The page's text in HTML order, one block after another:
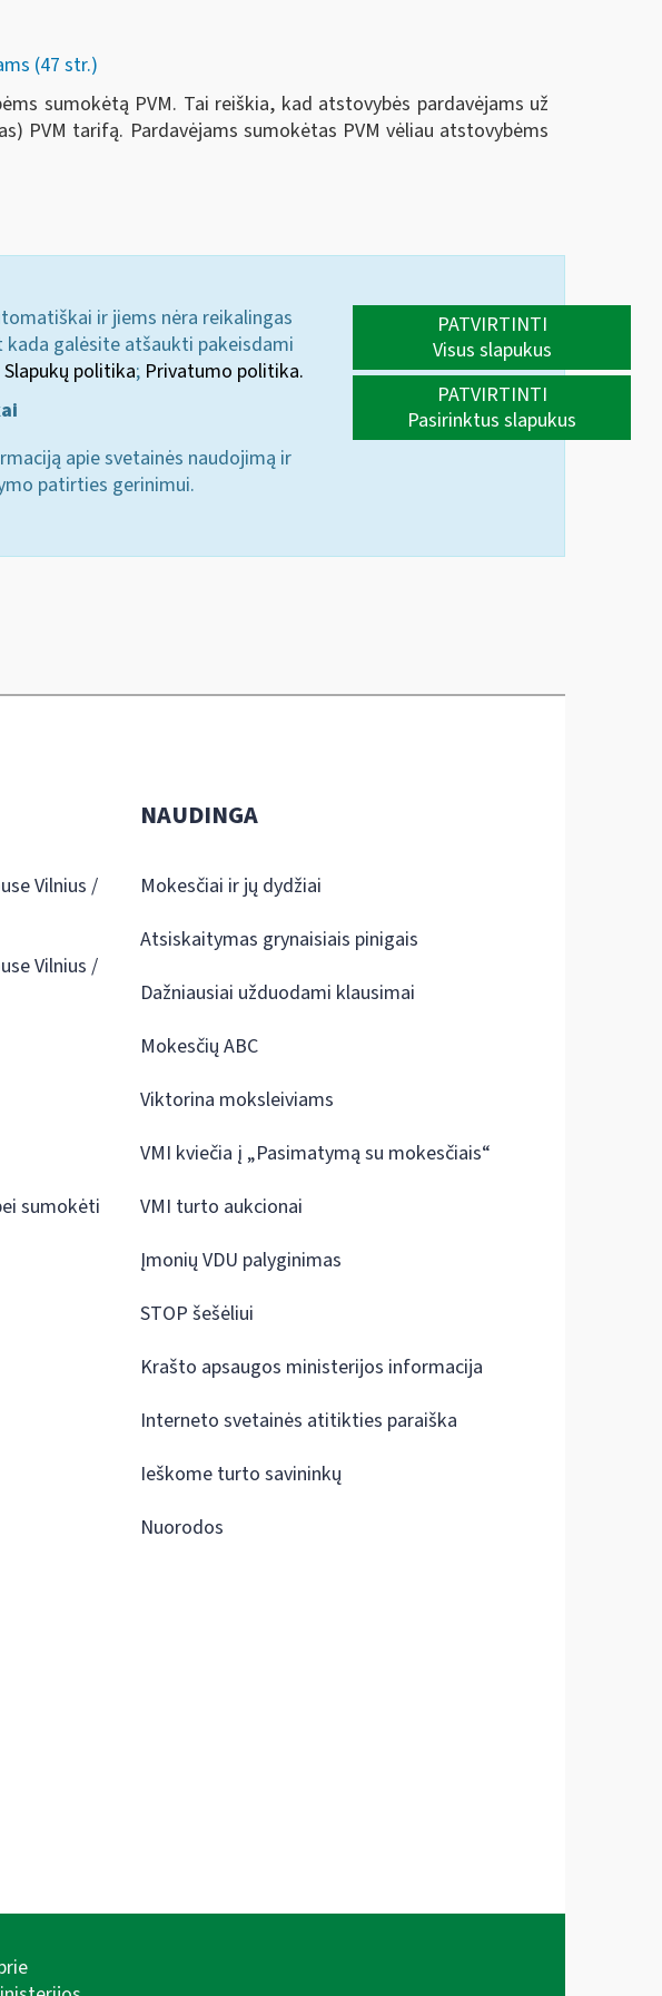
(47 str.)
sumokėtą PVM. Tai reiškia, kad atstovybės pardavėjams už
PVM tarifą. Pardavėjams sumokėtas PVM vėliau atstovybėms
ir jiems nėra reikalingas
galėsite atšaukti pakeisdami
Slapukų politika; Privatumo politika.
apie svetainės naudojimą ir
patirties gerinimui.
PATVIRTINTI
Visus slapukus
PATVIRTINTI
Pasirinktus slapukus
Vilnius /
Vilnius /
sumokėti
NAUDINGA
Mokesčiai ir jų dydžiai
Atsiskaitymas grynaisiais pinigais
Dažniausiai užduodami klausimai
Mokesčių ABC
Viktorina moksleiviams
VMI kviečia į „Pasimatymą su mokesčiais“
VMI turto aukcionai
Įmonių VDU palyginimas
STOP šešėliui
Krašto apsaugos ministerijos informacija
Interneto svetainės atitikties paraiška
Ieškome turto savininkų
Nuorodos